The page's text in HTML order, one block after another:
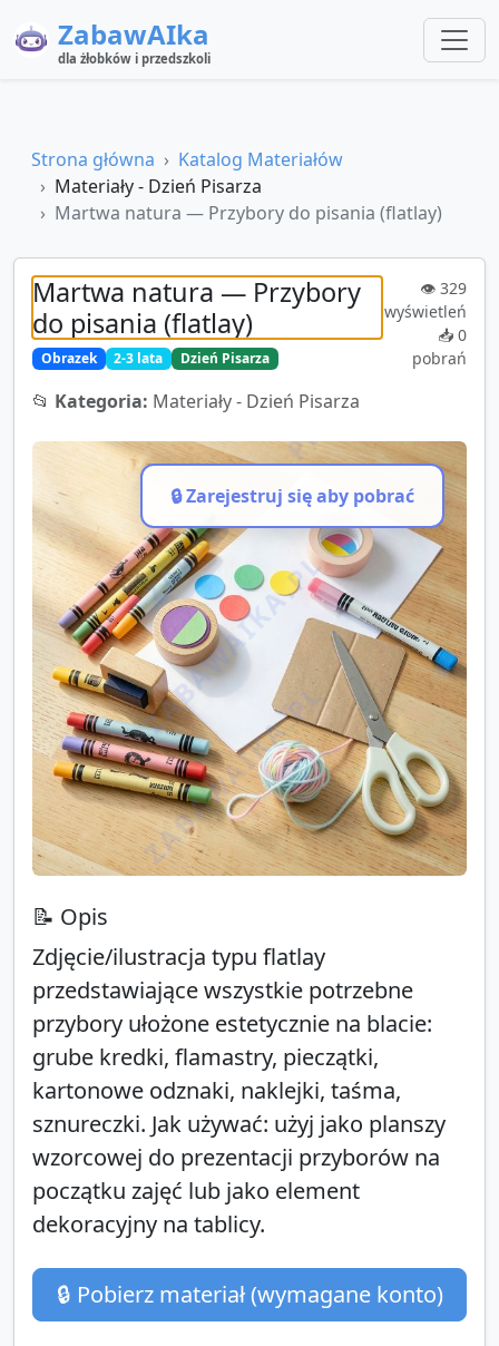
ZabawAIka
dla żłobków i przedszkoli
Strona główna
Katalog Materiałów
Materiały - Dzień Pisarza
Martwa natura — Przybory do pisania (flatlay)
Martwa natura — Przybory
do pisania (flatlay)
Obrazek 2-3 lata Dzień Pisarza
👁️ 329
wyświetleń
📥 0
pobrań
📂 Kategoria: Materiały - Dzień Pisarza
ZABAWAIKA.PL
ZABAWAIKA.PL
ZABAWAIKA.PL
🔒 Zarejestruj się aby pobrać
📝 Opis
Zdjęcie/ilustracja typu flatlay
przedstawiające wszystkie potrzebne
przybory ułożone estetycznie na blacie:
grube kredki, flamastry, pieczątki,
kartonowe odznaki, naklejki, taśma,
sznureczki. Jak używać: użyj jako planszy
wzorcowej do prezentacji przyborów na
początku zajęć lub jako element
dekoracyjny na tablicy.
🔒 Pobierz materiał (wymagane konto)